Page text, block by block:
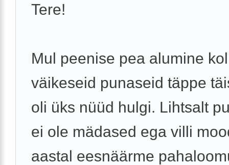
Tere!
Mul peenise pea alumine
väikeseid punaseid täppe
oli üks nüüd hulgi. Lihtsalt
ei ole mädased ega villi
aastal eesnäärme